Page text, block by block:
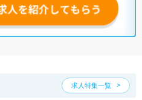
求人特集一覧